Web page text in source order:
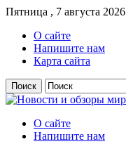
Пятница , 7 августа 2026
О сайте
Напишите нам
Карта сайта
О сайте
Напишите нам